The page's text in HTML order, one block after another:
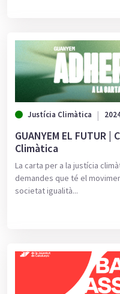
Justícia Climàtica
GUANYEM EL FUTUR
Climàtica
La carta per a la justícia
demandes que té el
societat igualità...